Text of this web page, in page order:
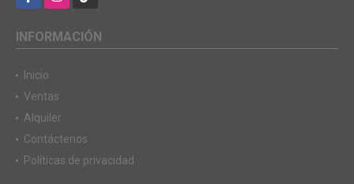
INFORMACIÓN
Inicio
Ventas
Alquiler
Contáctenos
Políticas de privacidad